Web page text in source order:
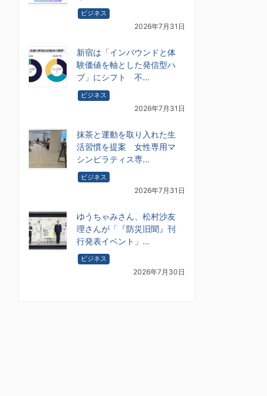
ビジネス
2026年7月31日
新宿は「インバウンドと体
験価値を軸とした発信型ハ
ブ」にシフト 不…
ビジネス
2026年7月31日
抹茶と運動を取り入れた生
活習慣を提案 女性専用マ
シンピラティス専…
ビジネス
2026年7月31日
ゆうちゃみさん、松村沙友
理さんが「『防災旧聞』刊
行発表イベント」…
ビジネス
2026年7月30日